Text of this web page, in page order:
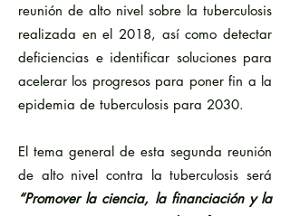
reunión de alto nivel sobre la tuberculosis
realizada en el 2018, así como detectar
deficiencias e identificar soluciones para
acelerar los progresos para poner fin a la
epidemia de tuberculosis para 2030.
El tema general de esta segunda reunión
de alto nivel contra la tuberculosis será
“Promover la ciencia, la financiación y la